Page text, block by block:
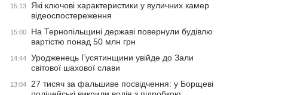
15:13
Які ключові характеристики у вуличних камер
відеоспостереження
15:00
На Тернопільщині державі повернули будівлю
вартістю понад 50 млн грн
14:44
Уродженець Гусятинщини увійде до Зали
світової шахової слави
13:04
27 тисяч за фальшиве посвідчення: у Борщеві